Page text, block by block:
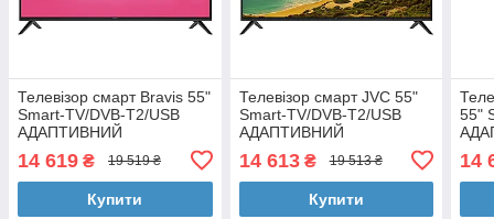
Телевізор смарт Bravis 55"
Smart-TV/DVB-T2/USB
АДАПТИВНИЙ
UHD,4K/Android 15 120 Гц
14 619 ₴ 19 519 ₴
Купити
Телевізор смарт JVC 55"
Smart-TV/DVB-T2/USB
АДАПТИВНИЙ
UHD,4K/Android 15 120 Гц
14 613₴ 19 513 ₴
Купити
55"
14